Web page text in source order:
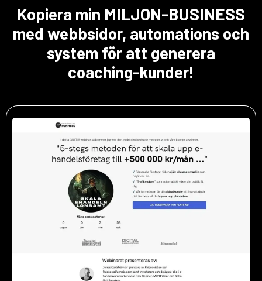
Kopiera min MILJON-BUSINESS
med webbsidor, automations och
system för att generera
coaching-kunder!